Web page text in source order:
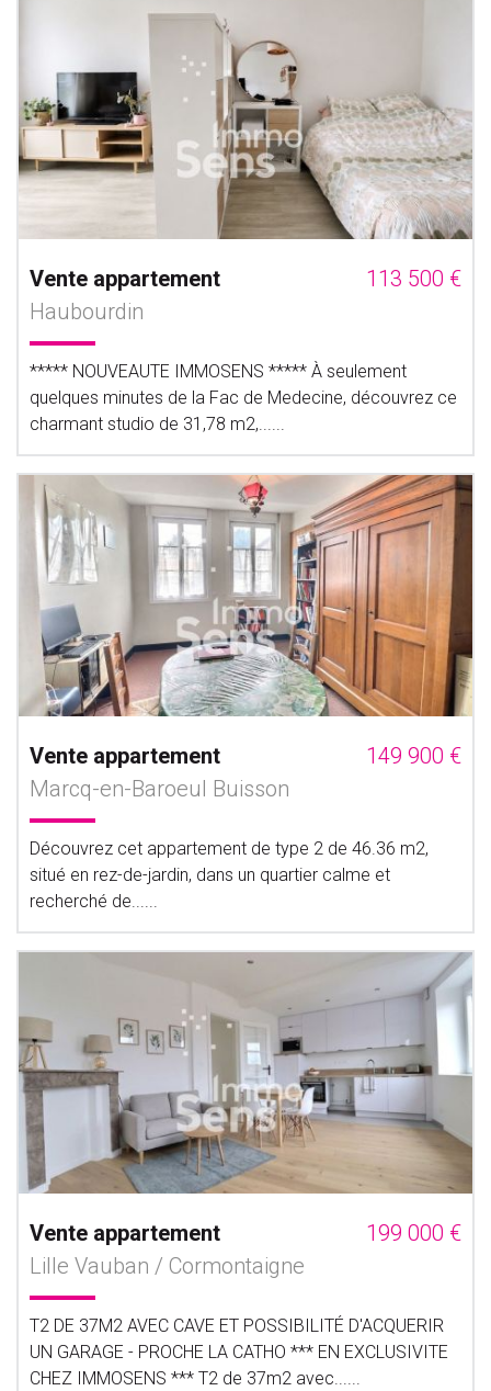
Vente appartement
113 500 €
Haubourdin
***** NOUVEAUTE IMMOSENS ***** À seulement
quelques minutes de la Fac de Medecine, découvrez ce
charmant studio de 31,78 m2,......
Vente appartement
149 900 €
Marcq-en-Baroeul Buisson
Découvrez cet appartement de type 2 de 46.36 m2,
situé en rez-de-jardin, dans un quartier calme et
recherché de......
Vente appartement
199 000 €
Lille Vauban / Cormontaigne
T2 DE 37M2 AVEC CAVE ET POSSIBILITÉ D'ACQUERIR
UN GARAGE - PROCHE LA CATHO *** EN EXCLUSIVITE
CHEZ IMMOSENS *** T2 de 37m2 avec......